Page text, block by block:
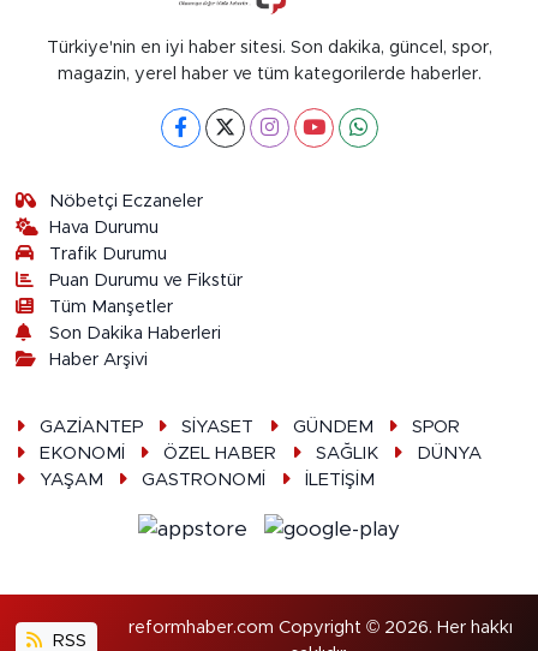
Türkiye'nin en iyi haber sitesi. Son dakika, güncel, spor,
magazin, yerel haber ve tüm kategorilerde haberler.
Nöbetçi Eczaneler
Hava Durumu
Trafik Durumu
Puan Durumu ve Fikstür
Tüm Manşetler
Son Dakika Haberleri
Haber Arşivi
GAZİANTEP SİYASET GÜNDEM
SPOR
EKONOMİ
ÖZEL HABER SAĞLIK
DÜNYA
YAŞAM
GASTRONOMİ İLETİŞİM
RSS
reformhaber.com Copyright © 2026. Her hakkı